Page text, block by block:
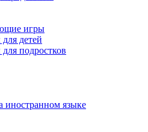
игры
детей
подростков
иностранном языке